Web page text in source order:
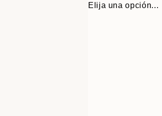
Elija una opción...